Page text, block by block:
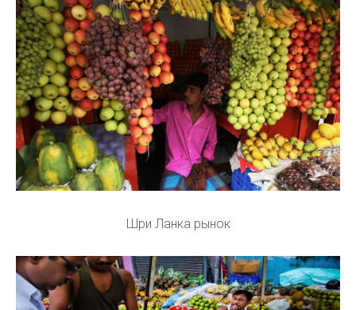
Шри Ланка рынок